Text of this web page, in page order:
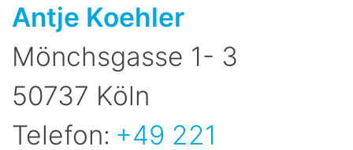
Antje Koehler
Mönchsgasse 1- 3
50737 Köln
Telefon: +49 221